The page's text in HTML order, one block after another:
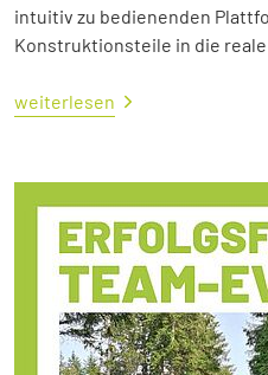
intuitiv zu bedienenden
Konstruktionsteile in die reale
weiterlesen